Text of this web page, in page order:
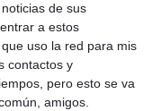
de sus
a estos
uso la red para mis
contactos y
pero esto se va
amigos.